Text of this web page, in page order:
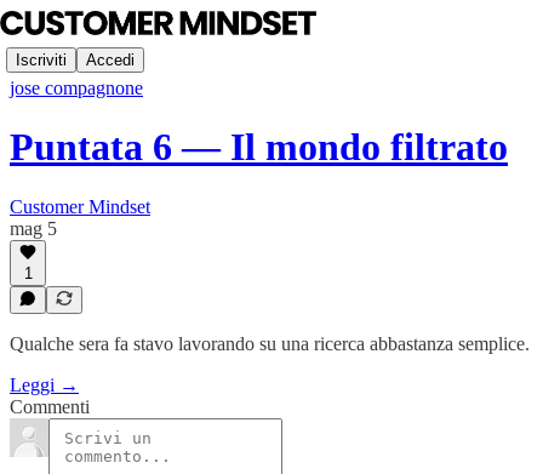
Iscriviti Accedi
jose compagnone
Puntata 6 — Il mondo filtrato
Customer Mindset
mag 5
1
Qualche sera fa stavo lavorando su una ricerca abbastanza semplice.
Leggi →
Commenti